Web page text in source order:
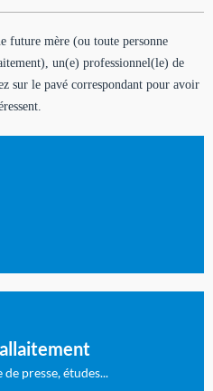
future mère (ou toute personne
un(e) professionnel(le) de
sur le pavé correspondant pour avoir
les rubriques qui
presse, études...
publiées dans la presse